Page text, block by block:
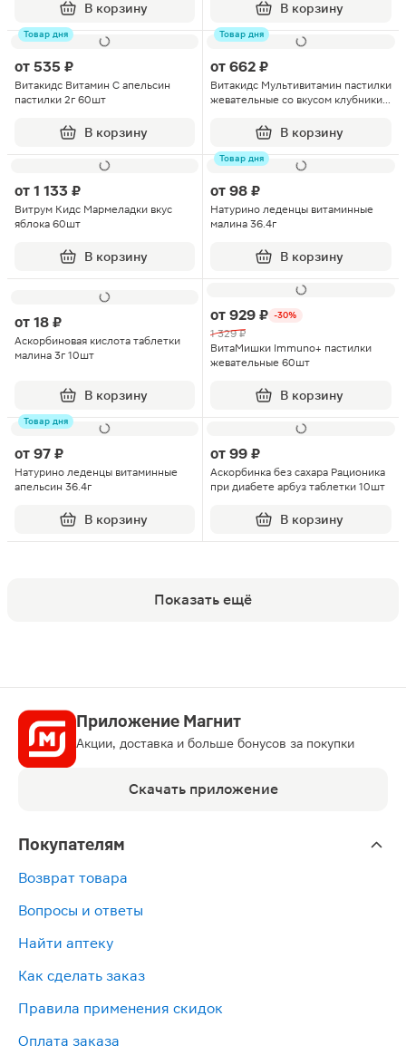
В корзину В корзину
Товар дня
от 535 ₽
Витакидс Витамин С апельсин
пастилки 2г 60шт
В корзину
Товар дня
от 662 ₽
Витакидс Мультивитамин пастилки
жевательные со вкусом клубники
В корзину
от 1 133 ₽
Витрум Кидс Мармеладки вкус
яблока 60шт
В корзину
Товар дня
от 98 ₽
Натурино леденцы витаминные
малина 36.4г
В корзину
от 18 ₽
Аскорбиновая кислота таблетки
малина 3г 10шт
В корзину
от 929 ₽ -30%
1 329 ₽
ВитаМишки Immuno+ пастилки
жевательные 60шт
В корзину
Товар дня
от 97 ₽
Натурино леденцы витаминные
апельсин 36.4г
В корзину
от 99 ₽
Аскорбинка без сахара Рационика
при диабете арбуз таблетки 10шт
В корзину
Показать ещё
Приложение Магнит
Акции, доставка и больше бонусов за покупки
Скачать приложение
Покупателям
Возврат товара
Вопросы и ответы
Найти аптеку
Как сделать заказ
Правила применения скидок
Оплата заказа